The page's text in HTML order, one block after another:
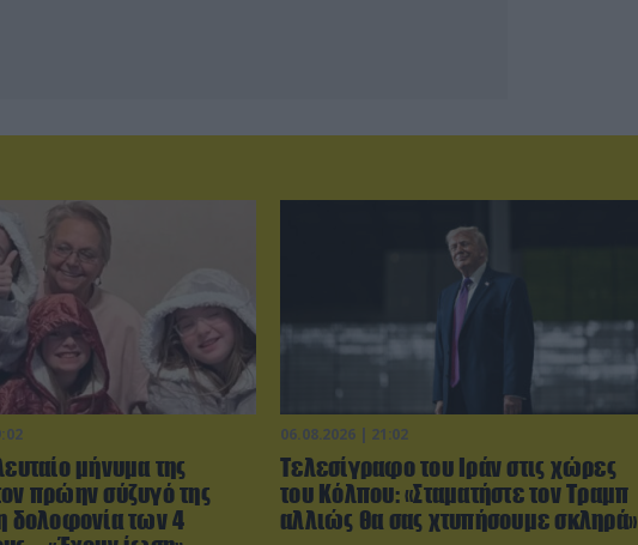
μήνυμα της
πρώην σύζυγό της
δολοφονία των 4
06.08.2026 | 21:02
Τελεσίγραφο του Ιράν στις χώρες
του Κόλπου: «Σταματήστε τον Τραμπ
αλλιώς θα σας χτυπήσουμε σκληρά»